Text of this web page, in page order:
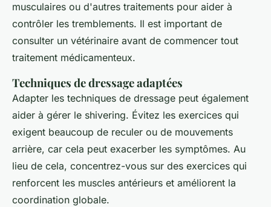
musculaires ou d'autres traitements pour aider à
contrôler les tremblements. Il est important de
consulter un vétérinaire avant de commencer tout
traitement médicamenteux.
Techniques de dressage adaptées
Adapter les techniques de dressage peut également
aider à gérer le shivering. Évitez les exercices qui
exigent beaucoup de reculer ou de mouvements
arrière, car cela peut exacerber les symptômes. Au
lieu de cela, concentrez-vous sur des exercices qui
renforcent les muscles antérieurs et améliorent la
coordination globale.